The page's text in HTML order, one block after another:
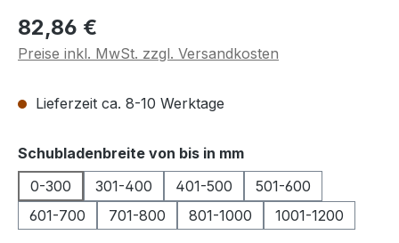
Regulärer Preis:
82,86 €
Preise inkl. MwSt. zzgl. Versandkosten
Lieferzeit ca. 8-10 Werktage
Schubladenbreite von bis in mmauswählen
0-300
301-400 401-500
501-600
601-700
701-800 801-1000 1001-1200